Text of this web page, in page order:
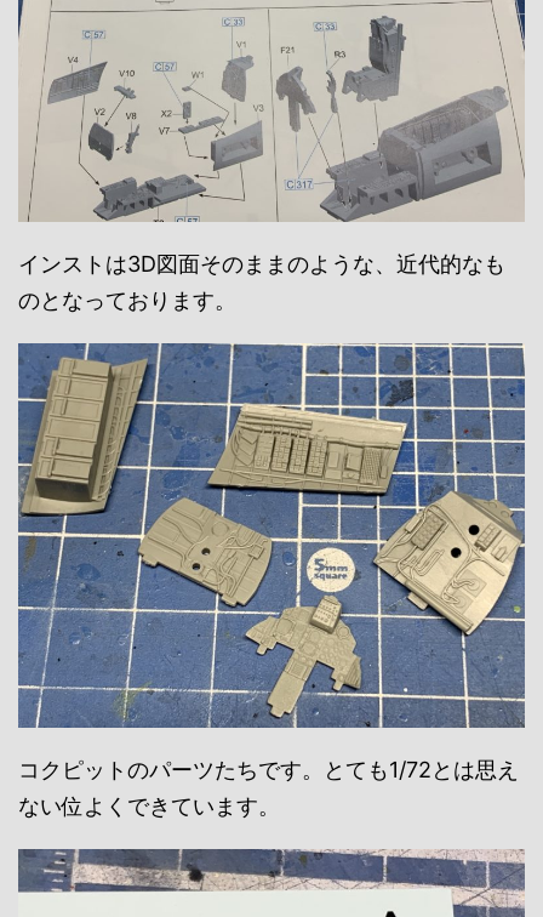
インストは3D図面そのままのような、近代的なも
のとなっております。
コクピットのパーツたちです。とても1/72とは思え
ない位よくできています。